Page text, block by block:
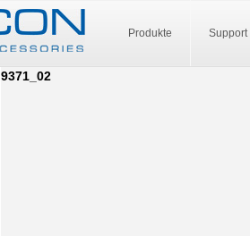
Produkte Support
9371_02